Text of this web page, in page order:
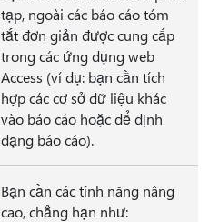
tạp, ngoài các báo cáo tóm
tắt đơn giản được cung cấp
trong các ứng dụng web
Access (ví dụ: bạn cần tích
hợp các cơ sở dữ liệu khác
vào báo cáo hoặc để định
dạng báo cáo).
Bạn cần các tính năng nâng
cao, chẳng hạn như: